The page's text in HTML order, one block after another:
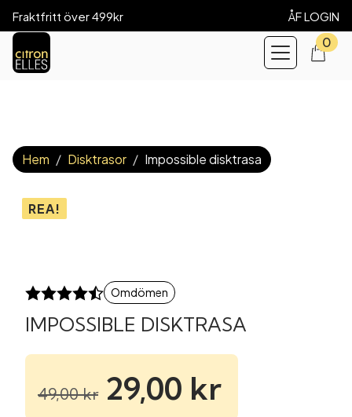
Fraktfritt över 499kr ÅF LOGIN
0
Hem Disktrasor Impossible disktrasa
REA!
Omdömen
IMPOSSIBLE DISKTRASA
49,00kr 29,00 kr